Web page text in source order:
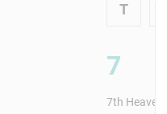
T
7
7th Heaven